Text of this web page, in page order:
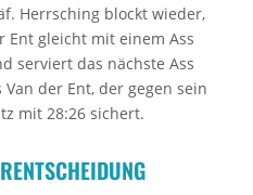
Herrsching blockt wieder,
Ent gleicht mit einem Ass
serviert das nächste Ass
der Ent, der gegen sein
mit 28:26 sichert.